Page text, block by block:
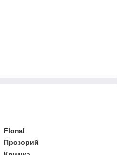
Flonal
Прозорий